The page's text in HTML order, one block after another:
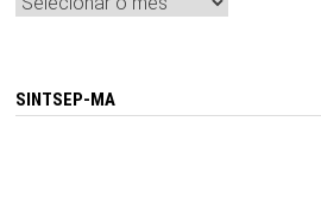
SINTSEP-MA